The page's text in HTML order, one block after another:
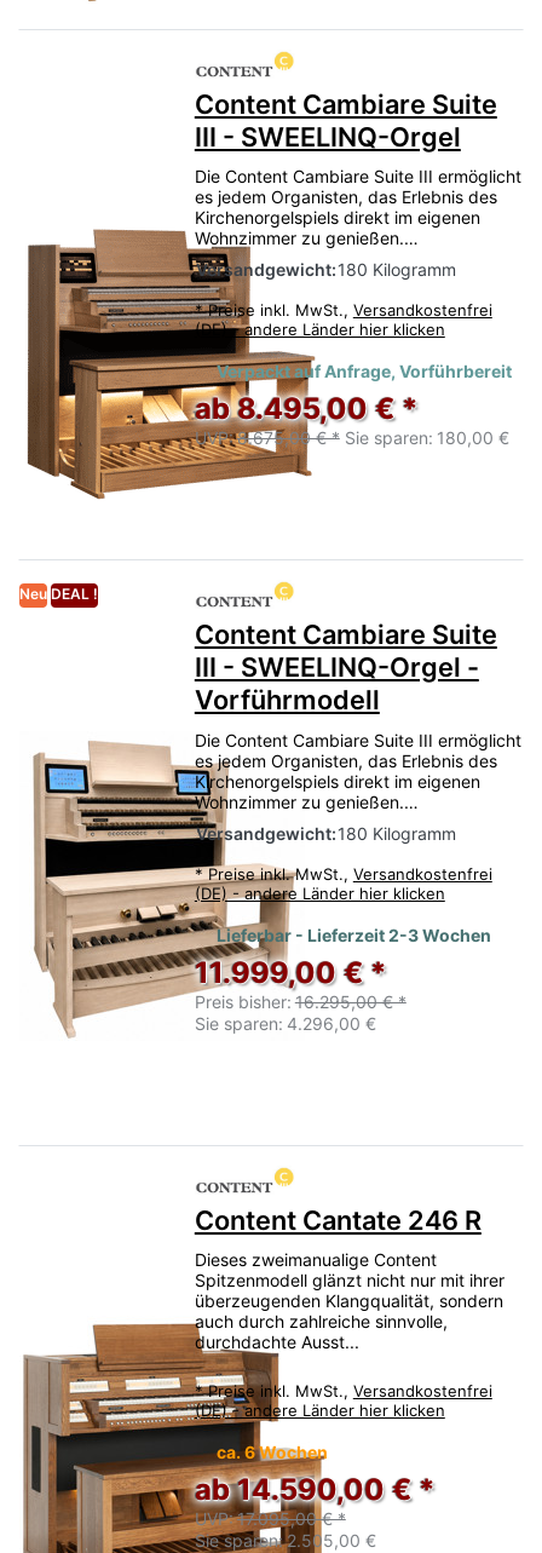
Content Cambiare Suite
III - SWEELINQ-Orgel
Die Content Cambiare Suite III ermöglicht
es jedem Organisten, das Erlebnis des
Kirchenorgelspiels direkt im eigenen
Wohnzimmer zu genießen.…
Versandgewicht:180 Kilogramm
* Preise inkl. MwSt., Versandkostenfrei
(DE) - andere Länder hier klicken
Verpackt auf Anfrage, Vorführbereit
ab 8.495,00 € *
UVP:8.675,00 € * Sie sparen: 180,00 €
Neu DEAL !
Content Cambiare Suite
III - SWEELINQ-Orgel -
Vorführmodell
Die Content Cambiare Suite III ermöglicht
es jedem Organisten, das Erlebnis des
Kirchenorgelspiels direkt im eigenen
Wohnzimmer zu genießen.…
Versandgewicht:180 Kilogramm
* Preise inkl. MwSt., Versandkostenfrei
(DE) - andere Länder hier klicken
Lieferbar - Lieferzeit 2-3 Wochen
11.999,00 € *
Preis bisher: 16.295,00 € *
Sie sparen: 4.296,00 €
Content Cantate 246 R
Dieses zweimanualige Content
Spitzenmodell glänzt nicht nur mit ihrer
überzeugenden Klangqualität, sondern
auch durch zahlreiche sinnvolle,
durchdachte Ausst...
* Preise inkl. MwSt., Versandkostenfrei
(DE) - andere Länder hier klicken
ca. 6 Wochen
ab 14.590,00 € *
UVP:17.095,00 € *
Sie sparen:2.505,00 €